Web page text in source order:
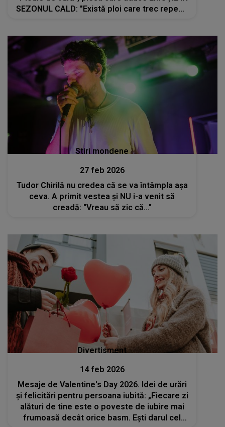
SEZONUL CALD: "Există ploi care trec repede
Stiri mondene
27 feb 2026
Tudor Chirilă nu credea că se va întâmpla așa
ceva. A primit vestea și NU i-a venit să
creadă: "Vreau să zic că..."
Divertisment
14 feb 2026
Mesaje de Valentine's Day 2026. Idei de urări
și felicitări pentru persoana iubită: „Fiecare zi
alături de tine este o poveste de iubire mai
frumoasă decât orice basm. Ești darul cel